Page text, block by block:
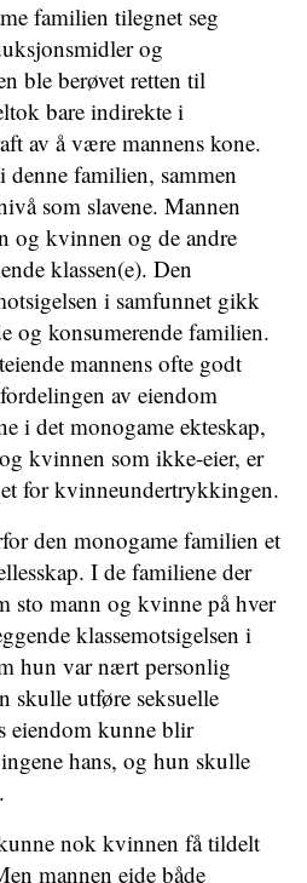
familien tilegnet seg
og
ble berøvet retten til
bare indirekte i
av å være mannens kone.
familien, sammen
som slavene. Mannen
og kvinnen og de andre
klassen(e). Den
i samfunnet gikk
og konsumerende familien.
mannens ofte godt
av eiendom
i det monogame ekteskap,
kvinnen som ikke-eier, er
for kvinneundertrykkingen.
den monogame familien et
I de familiene der
sto mann og kvinne på hver
klassemotsigelsen i
hun var nært personlig
skulle utføre seksuelle
eiendom kunne blir
hans, og hun skulle
nok kvinnen få tildelt
mannen eide både